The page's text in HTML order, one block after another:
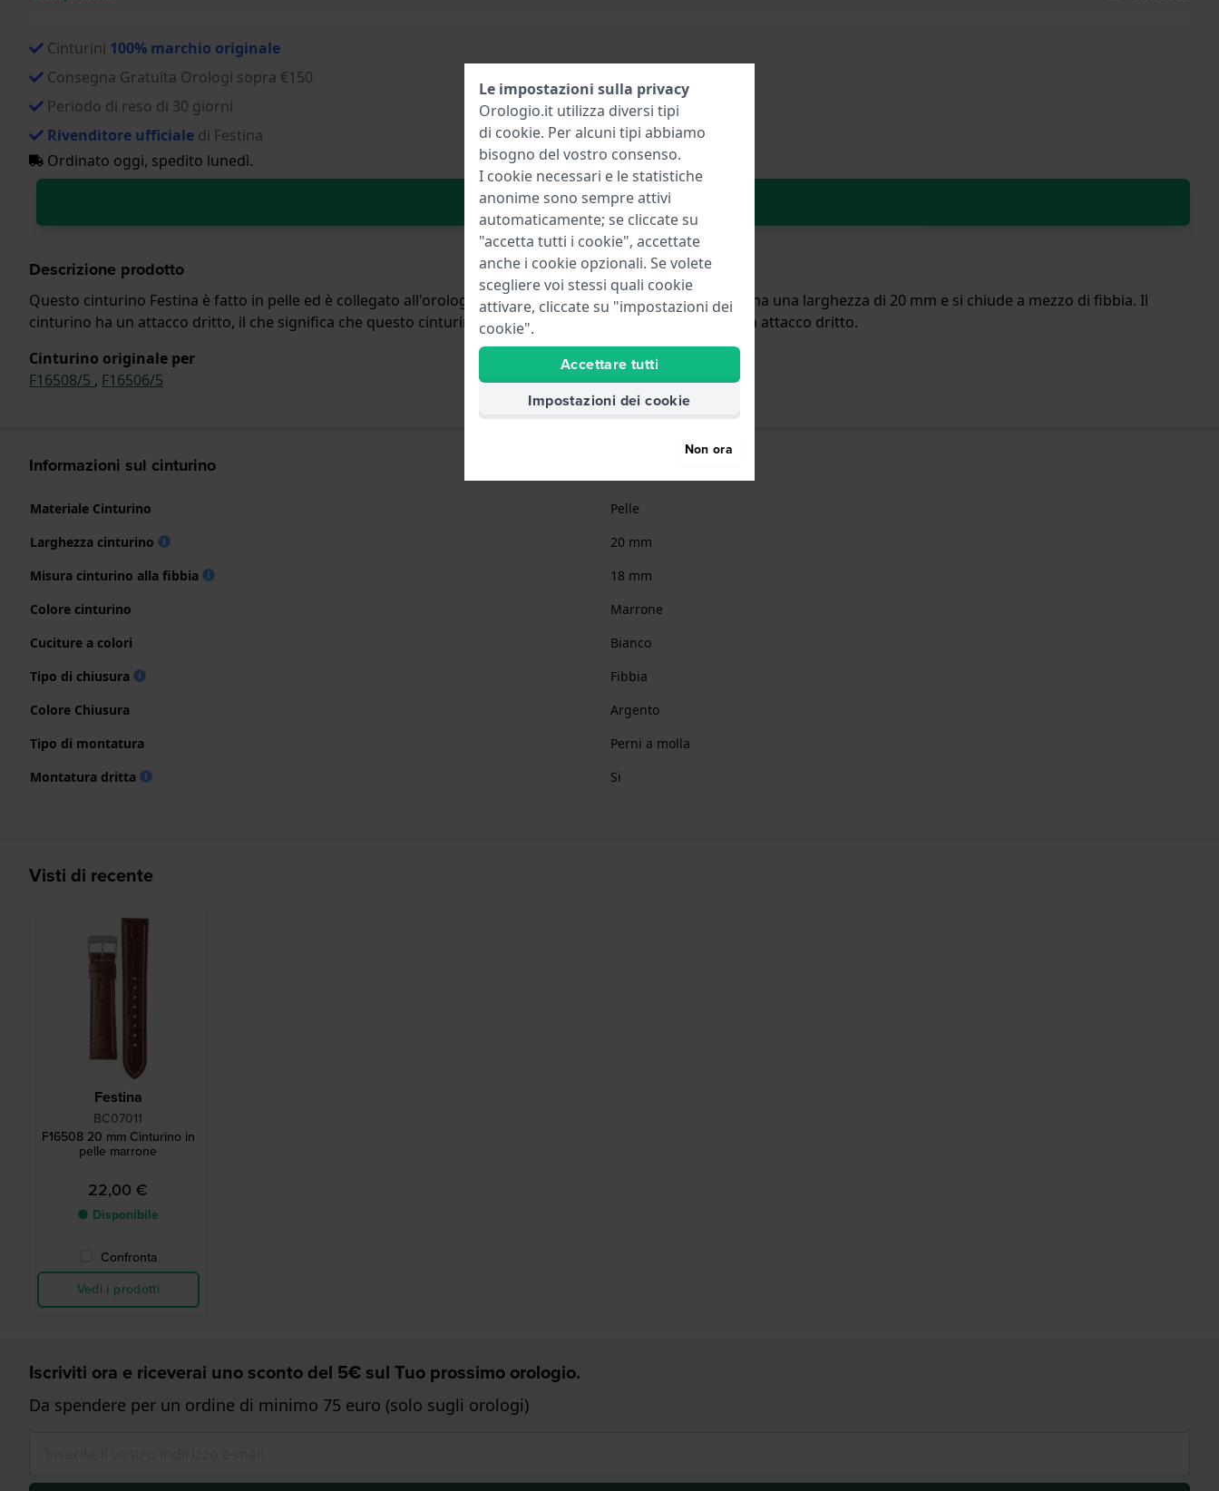
Cinturini 100% marchio originale
Consegna Gratuita Orologi sopra €150
Periodo di reso di 30 giorni
Rivenditore ufficiale di Festina
Ordinato oggi, spedito lunedì.
Aggiungi al carrello
Descrizione prodotto
Questo cinturino Festina è fatto in pelle ed è collegato all'orologio per mezzo di perni a molla. Il cinturino ha una larghezza di 20 mm e si chiude a mezzo di fibbia. Il
cinturino ha un attacco dritto, il che significa che questo cinturino è adatto a tutti gli orologi di Festina con attacco dritto.
Cinturino originale per
F16508/5 , F16506/5
Informazioni sul cinturino
Materiale Cinturino
Pelle
Larghezza cinturino
20 mm
Misura cinturino alla fibbia
18 mm
Colore cinturino
Marrone
Cuciture a colori
Bianco
Tipo di chiusura
Fibbia
Colore Chiusura
Argento
Tipo di montatura
Perni a molla
Montatura dritta
Si
Visti di recente
Festina
BC07011
F16508 20 mm Cinturino in
pelle marrone
22,00 €
● Disponibile
Confronta
Vedi i prodotti
Iscriviti ora e riceverai uno sconto del 5€ sul Tuo prossimo orologio.
Da spendere per un ordine di minimo 75 euro (solo sugli orologi)
Le impostazioni sulla privacy
Orologio.it utilizza diversi tipi
di cookie. Per alcuni tipi abbiamo
bisogno del vostro consenso.
I cookie necessari e le statistiche
anonime sono sempre attivi
automaticamente; se cliccate su
"accetta tutti i cookie", accettate
anche i cookie opzionali. Se volete
scegliere voi stessi quali cookie
attivare, cliccate su "impostazioni dei
cookie".
Accettare tutti
Impostazioni dei cookie
Non ora